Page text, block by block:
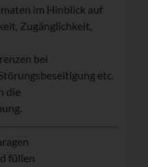
im Hinblick auf
Zugänglichkeit,
bei
etc.
die
füllen